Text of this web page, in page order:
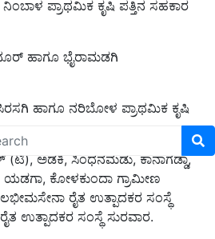
ಪ್ರಾಥಮಿಕ ಕೃಷಿ ಪತ್ತಿನ ಸಹಕಾರ
ಹಾಗೂ ಭೈರಾಮಡಗಿ
ಹಾಗೂ ನರಿಬೋಳ ಪ್ರಾಥಮಿಕ ಕೃಷಿ
ಅಡಕಿ, ಸಿಂಧನಮಡು, ಕಾನಾಗಡ್ಡಾ,
ಕೋಳಕುಂದಾ ಗ್ರಾಮೀಣ
ರೈತ ಉತ್ಪಾದಕರ ಸಂಸ್ಥೆ
ಉತ್ಪಾದಕರ ಸಂಸ್ಥೆ ಸುರವಾರ.